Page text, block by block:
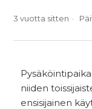
3 vuotta sitten
niiden
ensisijainen